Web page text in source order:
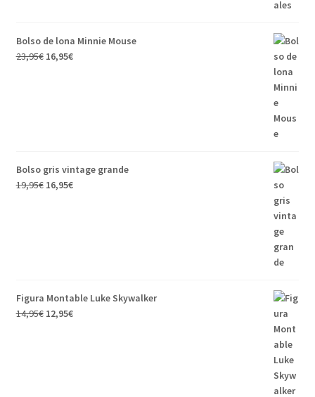
Bolso de lona Minnie Mouse
23,95€ 16,95€
Bolso gris vintage grande
19,95€ 16,95€
Figura Montable Luke Skywalker
14,95€ 12,95€